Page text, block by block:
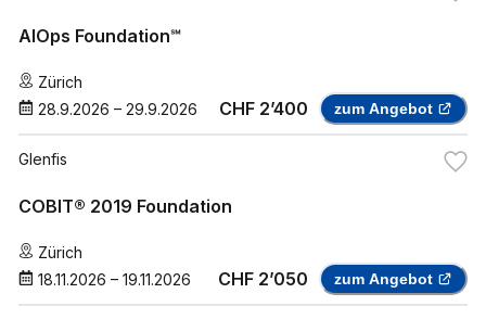
AIOps Foundation℠
Zürich
28.9.2026 – 29.9.2026 CHF 2’400 zum Angebot
Glenfis
COBIT® 2019 Foundation
Zürich
18.11.2026 – 19.11.2026 CHF 2’050 zum Angebot